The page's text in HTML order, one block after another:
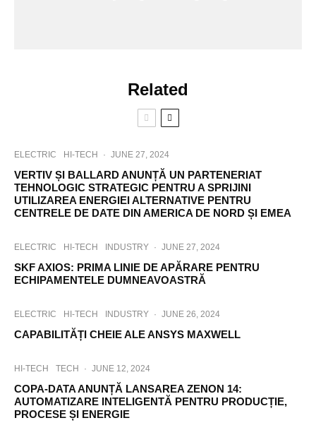
Related
ELECTRIC HI-TECH · JUNE 27, 2024
VERTIV ȘI BALLARD ANUNȚĂ UN PARTENERIAT
TEHNOLOGIC STRATEGIC PENTRU A SPRIJINI
UTILIZAREA ENERGIEI ALTERNATIVE PENTRU
CENTRELE DE DATE DIN AMERICA DE NORD ȘI EMEA
ELECTRIC HI-TECH INDUSTRY · JUNE 27, 2024
SKF AXIOS: PRIMA LINIE DE APĂRARE PENTRU
ECHIPAMENTELE DUMNEAVOASTRĂ
ELECTRIC HI-TECH INDUSTRY · JUNE 26, 2024
CAPABILITĂȚI CHEIE ALE ANSYS MAXWELL
HI-TECH TECH · JUNE 12, 2024
COPA-DATA ANUNȚĂ LANSAREA ZENON 14:
AUTOMATIZARE INTELIGENTĂ PENTRU PRODUCȚIE,
PROCESE ȘI ENERGIE